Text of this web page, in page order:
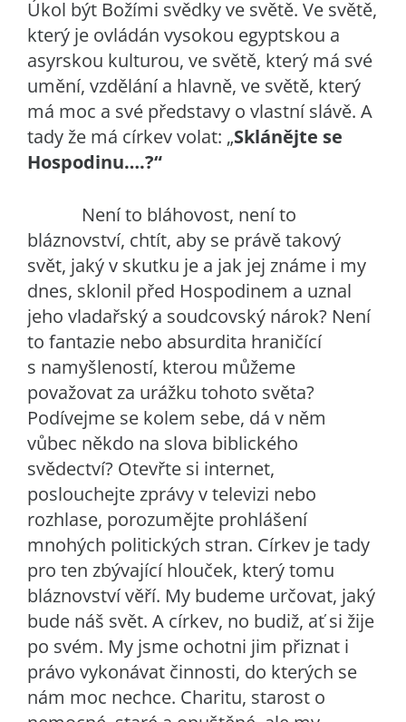
Úkol být Božími svědky ve světě. Ve světě,
který je ovládán vysokou egyptskou a
asyrskou kulturou, ve světě, který má své
umění, vzdělání a hlavně, ve světě, který
má moc a své představy o vlastní slávě. A
tady že má církev volat: „Sklánějte se
Hospodinu….?“
Není to bláhovost, není to
bláznovství, chtít, aby se právě takový
svět, jaký v skutku je a jak jej známe i my
dnes, sklonil před Hospodinem a uznal
jeho vladařský a soudcovský nárok? Není
to fantazie nebo absurdita hraničící
s namyšleností, kterou můžeme
považovat za urážku tohoto světa?
Podívejme se kolem sebe, dá v něm
vůbec někdo na slova biblického
svědectví? Otevřte si internet,
poslouchejte zprávy v televizi nebo
rozhlase, porozumějte prohlášení
mnohých politických stran. Církev je tady
pro ten zbývající hlouček, který tomu
bláznovství věří. My budeme určovat, jaký
bude náš svět. A církev, no budiž, ať si žije
po svém. My jsme ochotni jim přiznat i
právo vykonávat činnosti, do kterých se
nám moc nechce. Charitu, starost o